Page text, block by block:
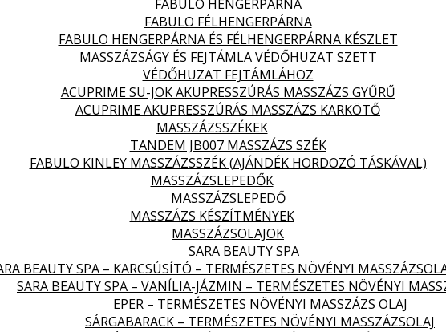
FABULO HENGERPÁRNA
FABULO FÉLHENGERPÁRNA
FABULO HENGERPÁRNA ÉS FÉLHENGERPÁRNA KÉSZLET
MASSZÁZSÁGY ÉS FEJTÁMLA VÉDŐHUZAT SZETT
VÉDŐHUZAT FEJTÁMLÁHOZ
ACUPRIME SU-JOK AKUPRESSZÚRÁS MASSZÁZS GYŰRŰ
ACUPRIME AKUPRESSZÚRÁS MASSZÁZS KARKÖTŐ
MASSZÁZSSZÉKEK
TANDEM JB007 MASSZÁZS SZÉK
FABULO KINLEY MASSZÁZSSZÉK (AJÁNDÉK HORDOZÓ TÁSKÁVAL)
MASSZÁZSLEPEDŐK
MASSZÁZSLEPEDŐ
MASSZÁZS KÉSZÍTMÉNYEK
MASSZÁZSOLAJOK
SARA BEAUTY SPA
BEAUTY SPA – KARCSÚSÍTÓ – TERMÉSZETES NÖVÉNYI
SARA BEAUTY SPA – VANÍLIA-JÁZMIN – TERMÉSZETES NÖVÉNYI
EPER – TERMÉSZETES NÖVÉNYI MASSZÁZS OLAJ
SÁRGABARACK – TERMÉSZETES NÖVÉNYI MASSZÁZSOLAJ